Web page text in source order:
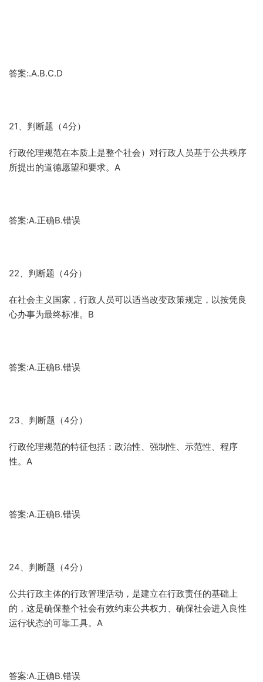
答案:.A.B.C.D
21、判断题（4分）
行政伦理规范在本质上是整个社会）对行政人员基于公共秩序
所提出的道德愿望和要求。A
答案:A.正确B.错误
22、判断题（4分）
在社会主义国家，行政人员可以适当改变政策规定，以按凭良
心办事为最终标准。B
答案:A.正确B.错误
23、判断题（4分）
行政伦理规范的特征包括：政治性、强制性、示范性、程序
性。A
答案:A.正确B.错误
24、判断题（4分）
公共行政主体的行政管理活动，是建立在行政责任的基础上
的，这是确保整个社会有效约束公共权力、确保社会进入良性
运行状态的可靠工具。A
答案:A.正确B.错误